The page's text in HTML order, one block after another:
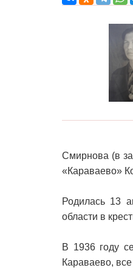
Смирнова (в
«Караваево»
Родилась 13
области в
В 1936 году
Караваево,